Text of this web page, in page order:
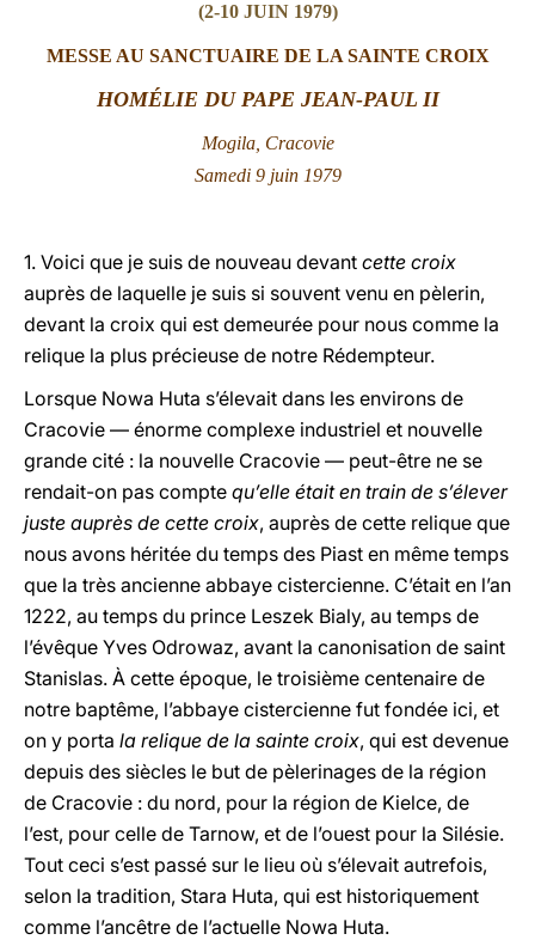
(2-10 JUIN 1979)
MESSE AU SANCTUAIRE DE LA SAINTE CROIX
HOMÉLIE DU PAPE JEAN-PAUL II
Mogila, Cracovie
Samedi 9 juin 1979
1. Voici que je suis de nouveau devant cette croix
auprès de laquelle je suis si souvent venu en pèlerin,
devant la croix qui est demeurée pour nous comme la
relique la plus précieuse de notre Rédempteur.
Lorsque Nowa Huta s’élevait dans les environs de
Cracovie — énorme complexe industriel et nouvelle
grande cité : la nouvelle Cracovie — peut-être ne se
rendait-on pas compte qu’elle était en train de s’élever
juste auprès de cette croix, auprès de cette relique que
nous avons héritée du temps des Piast en même temps
que la très ancienne abbaye cistercienne. C’était en l’an
1222, au temps du prince Leszek Bialy, au temps de
l’évêque Yves Odrowaz, avant la canonisation de saint
Stanislas. À cette époque, le troisième centenaire de
notre baptême, l’abbaye cistercienne fut fondée ici, et
on y porta la relique de la sainte croix, qui est devenue
depuis des siècles le but de pèlerinages de la région
de Cracovie : du nord, pour la région de Kielce, de
l’est, pour celle de Tarnow, et de l’ouest pour la Silésie.
Tout ceci s’est passé sur le lieu où s’élevait autrefois,
selon la tradition, Stara Huta, qui est historiquement
comme l’ancêtre de l’actuelle Nowa Huta.